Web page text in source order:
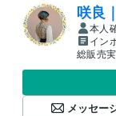
咲良
本人
イン
総販売
メッセー